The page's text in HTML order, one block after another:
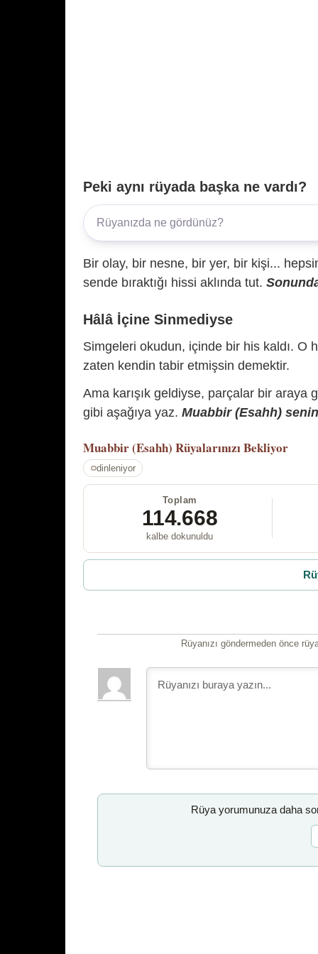
Peki aynı rüyada başka ne vardı?
Bir olay, bir nesne, bir yer, bir kişi...
sende bıraktığı hissi aklında tut.
Hâlâ İçine Sinmediyse
Simgeleri okudun, içinde bir his kaldı. O
zaten kendin tabir etmişsin demektir.
Ama karışık geldiyse, parçalar bir araya
gibi aşağıya yaz. Muabbir (Esahh)
Muabbir (Esahh) Rüyalarınızı Bekliyor
dinleniyor
Toplam
114.668
kalbe dokunuldu
Rüyanızı göndermeden önce
Rüya yorumunuza daha